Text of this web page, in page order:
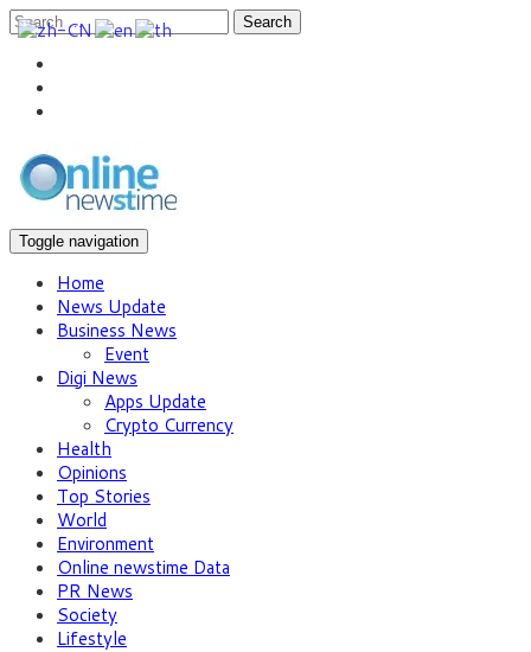
Search
Toggle navigation
Home
News Update
Business News
Event
Digi News
Apps Update
Crypto Currency
Health
Opinions
Top Stories
World
Environment
Online newstime Data
PR News
Society
Lifestyle